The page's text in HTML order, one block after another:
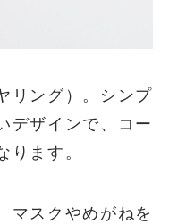
リング）。シンプ
デザインで、コー
ります。
マスクやめがねを